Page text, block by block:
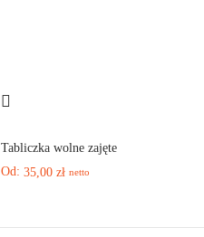
Tabliczka wolne zajęte
Od: 35,00 zł netto